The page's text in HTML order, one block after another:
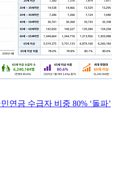
연금 수급자 비중 80% ‘돌파’